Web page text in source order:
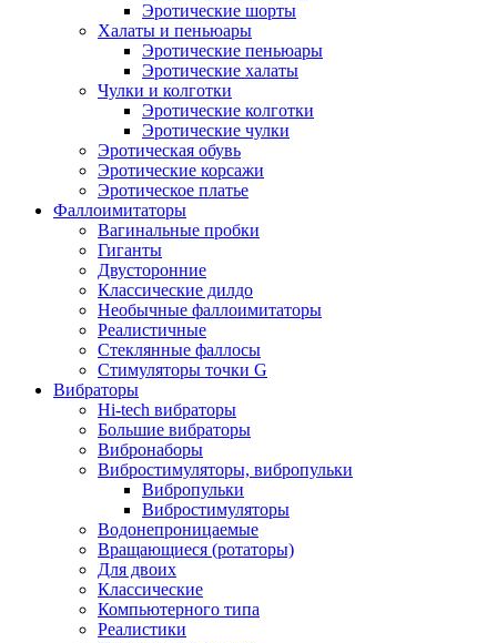
Эротические шорты
Халаты и пеньюары
Эротические пеньюары
Эротические халаты
Чулки и колготки
Эротические колготки
Эротические чулки
Эротическая обувь
Эротические корсажи
Эротическое платье
Фаллоимитаторы
Вагинальные пробки
Гиганты
Двусторонние
Классические дилдо
Необычные фаллоимитаторы
Реалистичные
Стеклянные фаллосы
Стимуляторы точки G
Вибраторы
Hi-tech вибраторы
Большие вибраторы
Вибронаборы
Вибростимуляторы, вибропульки
Вибропульки
Вибростимуляторы
Водонепроницаемые
Вращающиеся (ротаторы)
Для двоих
Классические
Компьютерного типа
Реалистики